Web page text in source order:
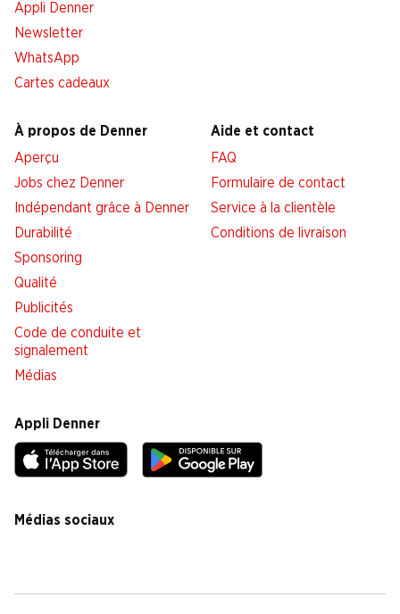
Appli Denner
Newsletter
WhatsApp
Cartes cadeaux
À propos de Denner
Aperçu
Jobs chez Denner
Indépendant grâce à Denner
Durabilité
Sponsoring
Qualité
Publicités
Code de conduite et
signalement
Médias
Aide et contact
FAQ
Formulaire de contact
Service à la clientèle
Conditions de livraison
Appli Denner
Médias sociaux